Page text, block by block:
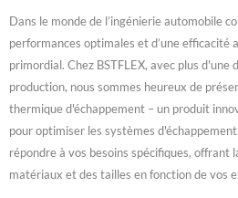
Dans le monde de l’ingénierie automobile
performances optimales et d’une efficacité
primordial. Chez BSTFLEX, avec plus d'une
production, nous sommes heureux de
thermique d'échappement – ​​un produit
pour optimiser les systèmes
répondre à vos besoins spécifiques, offrant
matériaux et des tailles en fonction de vos